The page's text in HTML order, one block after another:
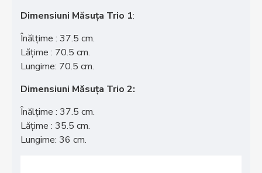
Dimensiuni Măsuța Trio 1:
Înălțime : 37.5 cm.
Lățime : 70.5 cm.
Lungime: 70.5 cm.
Dimensiuni Măsuța Trio 2:
Înălțime : 37.5 cm.
Lățime : 35.5 cm.
Lungime: 36 cm.